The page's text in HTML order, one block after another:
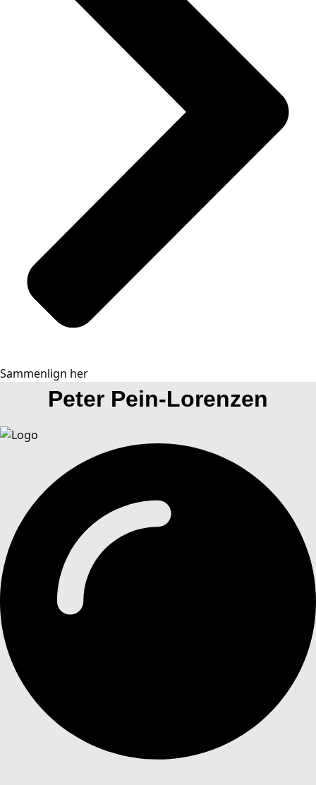
Sammenlign her
Peter Pein-Lorenzen